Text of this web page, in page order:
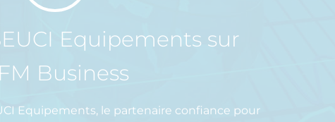
Equipements sur
Business
Equipements, le partenaire confiance pour